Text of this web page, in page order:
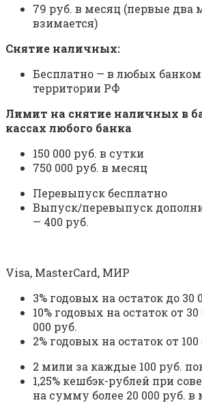
79 руб. в месяц (первые два
взимается)
Снятие наличных:
Бесплатно — в любых
территории РФ
Лимит на снятие наличных в
кассах любого банка
150 000 руб. в сутки
750 000 руб. в месяц
Перевыпуск бесплатно
Выпуск/перевыпуск
— 400 руб.
Visa, MasterCard, МИР
3% годовых на остаток до 30
10% годовых на остаток от 30
000 руб.
2% годовых на остаток от 100
2 мили за каждые 100 руб.
1,25% кешбэк-рублей при
на сумму более 20 000 руб. в